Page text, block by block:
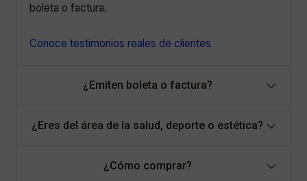
boleta o factura.
Conoce testimonios reales de clientes
¿Emiten boleta o factura?
¿Eres del área de la salud, deporte o estética?
¿Cómo comprar?